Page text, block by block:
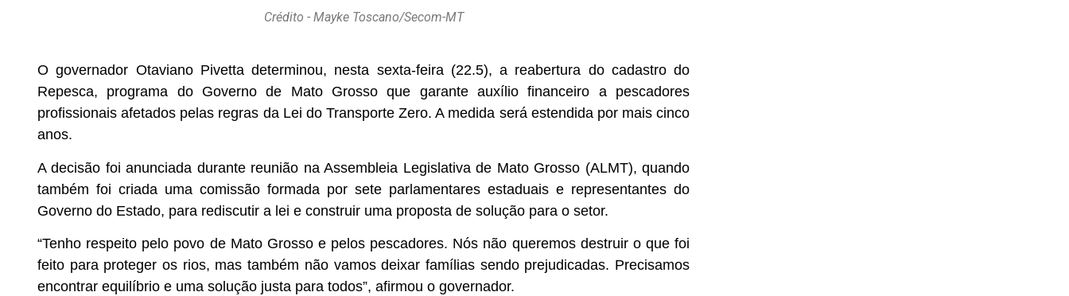
Crédito - Mayke Toscano/Secom-MT
O governador Otaviano Pivetta determinou, nesta sexta-feira (22.5), a reabertura do cadastro do
Repesca, programa do Governo de Mato Grosso que garante auxílio financeiro a pescadores
profissionais afetados pelas regras da Lei do Transporte Zero. A medida será estendida por mais cinco
anos.
A decisão foi anunciada durante reunião na Assembleia Legislativa de Mato Grosso (ALMT), quando
também foi criada uma comissão formada por sete parlamentares estaduais e representantes do
Governo do Estado, para rediscutir a lei e construir uma proposta de solução para o setor.
“Tenho respeito pelo povo de Mato Grosso e pelos pescadores. Nós não queremos destruir o que foi
feito para proteger os rios, mas também não vamos deixar famílias sendo prejudicadas. Precisamos
encontrar equilíbrio e uma solução justa para todos”, afirmou o governador.